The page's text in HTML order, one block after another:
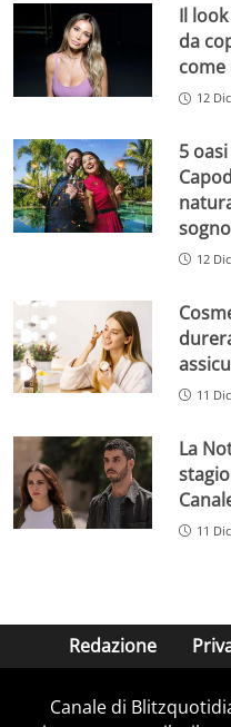
Il
da
come
12
5
sogno
12
11
La
11
Redazione
Canale di